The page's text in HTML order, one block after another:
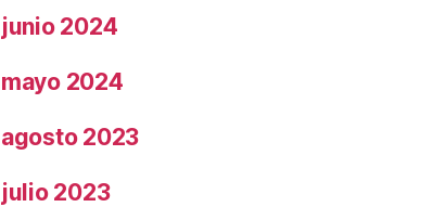
junio 2024
mayo 2024
agosto 2023
julio 2023